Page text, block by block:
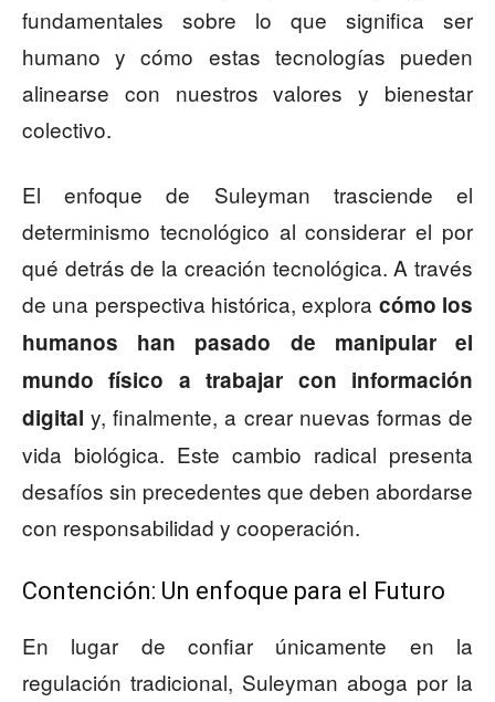
fundamentales sobre lo que significa ser
humano y cómo estas tecnologías pueden
alinearse con nuestros valores y bienestar
colectivo.
El enfoque de Suleyman trasciende el
determinismo tecnológico al considerar el por
qué detrás de la creación tecnológica. A través
de una perspectiva histórica, explora cómo los
humanos han pasado de manipular el
mundo físico a trabajar con información
digital y, finalmente, a crear nuevas formas de
vida biológica. Este cambio radical presenta
desafíos sin precedentes que deben abordarse
con responsabilidad y cooperación.
Contención: Un enfoque para el Futuro
En lugar de confiar únicamente en la
regulación tradicional, Suleyman aboga por la